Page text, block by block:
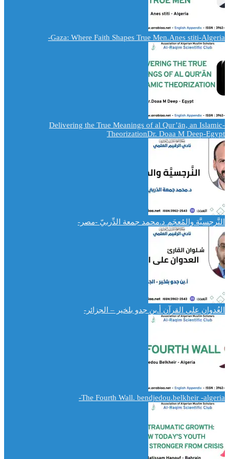
Gaza: Where Faith Shapes True Men.Anes stiti-Algeria-
-Delivering the True Meanings of al Qur’ān, an Islamic
TheorizationDr. Doaa M Deep-Egypt
النَّرجسيَّة والمُعجَم د.محمد جمعة الدِّربيّ -مصر-
العُدوان على القرآن أ.بن جدو بلخير – الجزائر-
The Fourth Wall. bendjedou.belkheir -algeria-